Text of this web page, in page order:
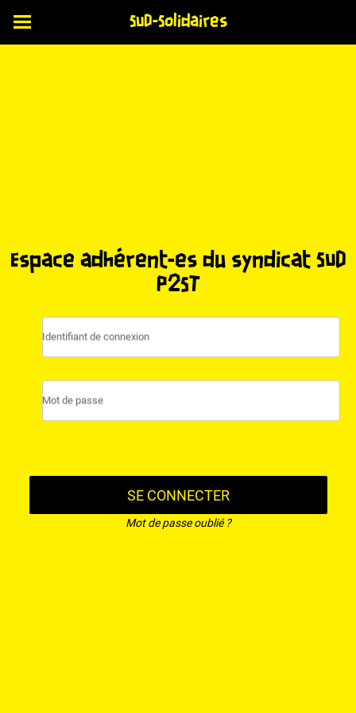
SUD-Solidaires
Espace adhérent-es du syndicat SUD
P2ST
Identifiant de connexion
Mot de passe
SE CONNECTER
Mot de passe oublié ?